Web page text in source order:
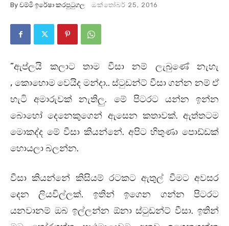
By චම්මි ඉරේෂා කරපුටුගල ඔක්තෝබර් 25, 2016
”ඇප්ලයි කලාට තාම වීසා නම් ලැබුණේ නැහැ
, කොහොම වෙයිද මන්දා.. ස්ටුඩන්ට් වීසා ගන්න නම් ඒ
හැටි අමාරුවක් නැතිලු. මේ පිටරට යන්න ඉන්න
බොහෝ දෙනෙකුගෙන් ඇසෙන කතාවක්. ඇත්තටම
මොකද්ද මේ වීසා කියන්නේ. අපිට හිතුණා පොඩ්ඩක්
හොයලා බලන්න.
වීසා කියන්නේ කිසියම් රටකට ඇතුල් වීමට අවසර
දෙන ලියවිල්ලක්. ඉතින් ඉගෙන ගන්න පිටරට
යනවානම් ඔබ ඉල්ලන්න ඕනා ස්ටුඩන්ට් වීසා. ඉතින්